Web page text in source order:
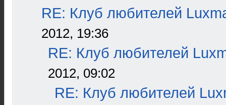
RE: Клуб любителей
2012, 19:36
RE: Клуб любителей
2012, 09:02
RE: Клуб любителей